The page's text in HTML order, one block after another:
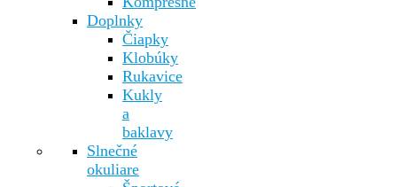
Doplnky
Čiapky
Klobúky
Rukavice
Kukly
a
baklavy
Slnečné
okuliare